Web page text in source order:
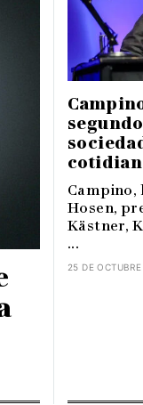
Campino,
Hosen,
Kästner,
...
25 DE